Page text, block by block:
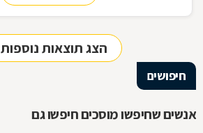
הצג תוצאות נוספות
חיפושים
אנשים שחיפשו מוסכים חיפשו גם